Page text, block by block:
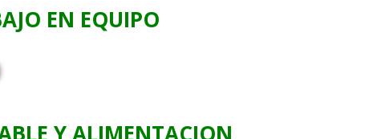
EN EQUIPO